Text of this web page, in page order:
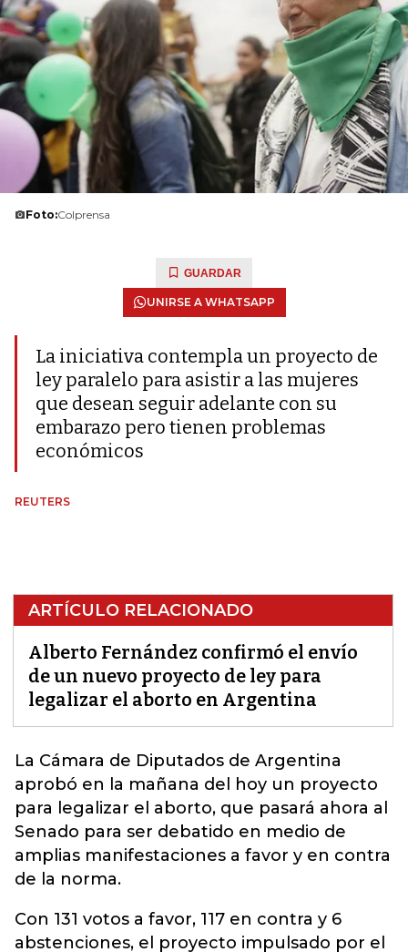
Foto:Colprensa
GUARDAR
UNIRSE A WHATSAPP
La iniciativa contempla un proyecto de
ley paralelo para asistir a las mujeres
que desean seguir adelante con su
embarazo pero tienen problemas
económicos
REUTERS
ARTÍCULO RELACIONADO
Alberto Fernández confirmó el envío
de un nuevo proyecto de ley para
legalizar el aborto en Argentina
La Cámara de Diputados de Argentina
aprobó en la mañana del hoy un proyecto
para legalizar el aborto, que pasará ahora al
Senado para ser debatido en medio de
amplias manifestaciones a favor y en contra
de la norma.
Con 131 votos a favor, 117 en contra y 6
abstenciones, el proyecto impulsado por el